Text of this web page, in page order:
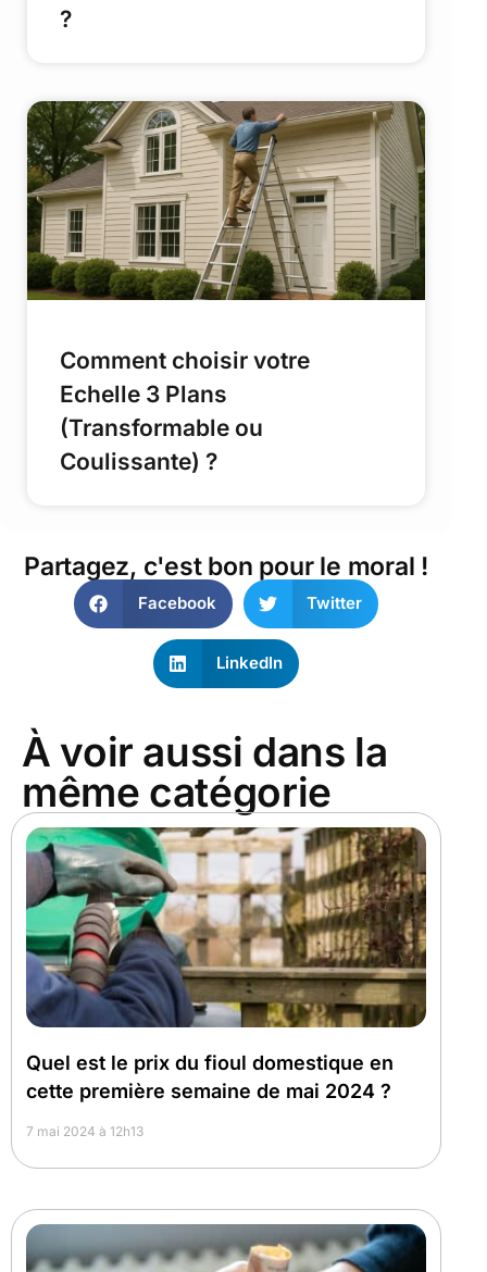
?
Comment choisir votre
Echelle 3 Plans
(Transformable ou
Coulissante) ?
Partagez, c'est bon pour le moral !
Facebook Twitter
LinkedIn
À voir aussi dans la
même catégorie
Quel est le prix du fioul domestique en
cette première semaine de mai 2024 ?
7 mai 2024 à 12h13